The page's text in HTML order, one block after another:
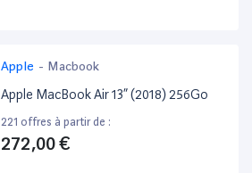
Apple - Macbook
Apple MacBook Air 13” (2018) 256Go
221 offres à partir de :
272,00 €